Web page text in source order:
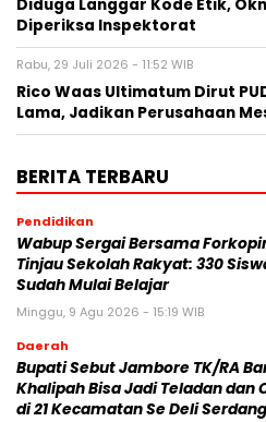
Diduga Langgar Kode Etik,
Diperiksa Inspektorat
Rabu, 29 Juli 2026 - 11:52 WIB
Rico Waas Ultimatum Dirut
Lama, Jadikan Perusahaan
BERITA TERBARU
Pendidikan
Wabup Sergai Bersama
Tinjau Sekolah Rakyat: 330
Sudah Mulai Belajar
Minggu, 9 Agu 2026 - 15:19 WIB
Daerah
Bupati Sebut Jambore TK/RA
Khalipah Bisa Jadi Teladan dan
di 21 Kecamatan Se Deli Serdang